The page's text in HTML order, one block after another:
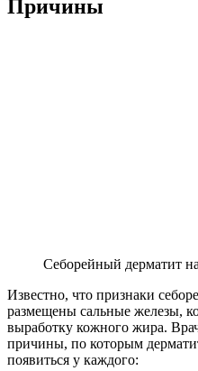
Причины
Себорейный дерматит
Известно, что признаки
размещены сальные железы,
выработку кожного жира.
причины, по которым
появиться у каждого: